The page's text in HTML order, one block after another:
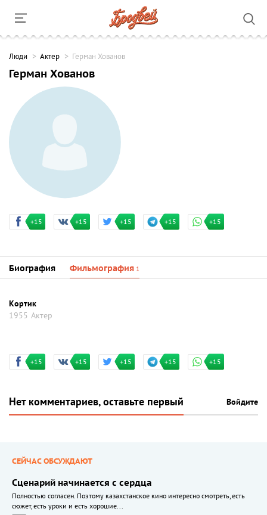
Люди Актер Герман Хованов
Герман Хованов
+15 +15 +15 +15 +15
Биография Фильмография 1
Кортик
1955 Актер
+15 +15 +15 +15 +15
Нет комментариев, оставьте первый Войдите
СЕЙЧАС ОБСУЖДАЮТ
Сценарий начинается с сердца
Полностью согласен. Поэтому казахстанское кино интересно смотреть, есть
сюжет, есть уроки и есть хорошие...